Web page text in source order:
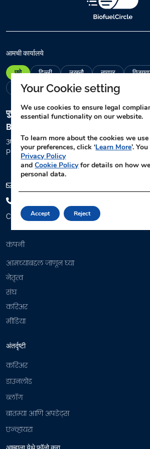
a
l
(
e
q
i
d
)
आमची कार्यालये
पुणे दिल्ली लखनौ नागपूर
चेन्नई
पुणे मुख्य कार्यालय
BiofuelCircle Private Limited
3rd Floor, Gaikwad Avenue, S. No. 127/1 A,
Pune, Maharashtra – 411007
CIN: U72900PN2020PTC191468
कंपनी
आमच्याबद्दल जाणून घ्या
नेतृत्व
संघ
करिअर
मीडिया
अंतर्दृष्टी
करिअर
डाउनलोड
ब्लॉग
बातम्या आणि अपडेट्स
एन्व्हायरा
Your Cookie setting
We use cookies to ensure legal
essential functionality on our website.
To learn more about the cookies we
your preferences, click ‘Learn More’.
Privacy Policy
andCookie Policyfor details on how
personal data.
Accept Reject